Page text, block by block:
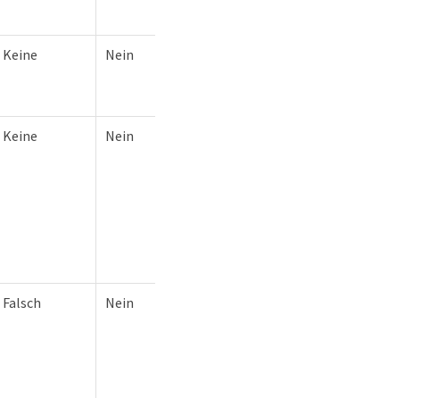
Keine Nein
Keine Nein
Falsch Nein